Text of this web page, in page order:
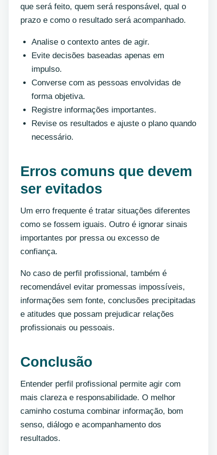
que será feito, quem será responsável, qual o
prazo e como o resultado será acompanhado.
Analise o contexto antes de agir.
Evite decisões baseadas apenas em
impulso.
Converse com as pessoas envolvidas de
forma objetiva.
Registre informações importantes.
Revise os resultados e ajuste o plano quando
necessário.
Erros comuns que devem
ser evitados
Um erro frequente é tratar situações diferentes
como se fossem iguais. Outro é ignorar sinais
importantes por pressa ou excesso de
confiança.
No caso de perfil profissional, também é
recomendável evitar promessas impossíveis,
informações sem fonte, conclusões precipitadas
e atitudes que possam prejudicar relações
profissionais ou pessoais.
Conclusão
Entender perfil profissional permite agir com
mais clareza e responsabilidade. O melhor
caminho costuma combinar informação, bom
senso, diálogo e acompanhamento dos
resultados.